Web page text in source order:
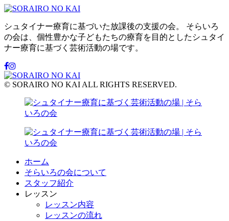
シュタイナー療育に基づいた放課後の支援の会。 そらいろ
の会は、個性豊かな子どもたちの療育を目的としたシュタイ
ナー療育に基づく芸術活動の場です。
© SORAIRO NO KAI ALL RIGHTS RESERVED.
ホーム
そらいろの会について
スタッフ紹介
レッスン
レッスン内容
レッスンの流れ